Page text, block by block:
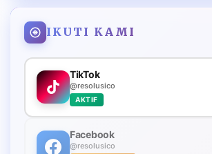
IKUTI KAMI
TikTok
@resolusico
AKTIF
Facebook
@resolusico